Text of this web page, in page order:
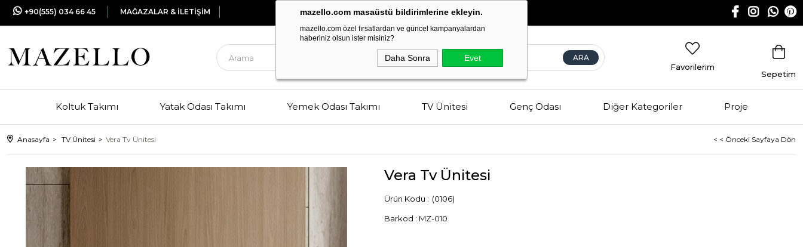
mazello.com masaüstü bildirimlerine ekleyin.
mazello.com özel fırsatlardan ve güncel kampanyalardan
haberiniz olsun ister misiniz?
Daha Sonra Evet
+90(555) 034 66 45 MAĞAZALAR & İLETİŞİM EstetikveKaliteninBuluşma Noktası
Sepetim
Favorilerim
Koltuk Takımı Yatak Odası Takımı Yemek Odası Takımı TV Ünitesi Genç Odası Diğer Kategoriler Proje
Anasayfa TV Ünitesi Vera Tv Ünitesi < < Önceki Sayfaya Dön
Vera Tv Ünitesi
(0106)
Barkod : MZ-010